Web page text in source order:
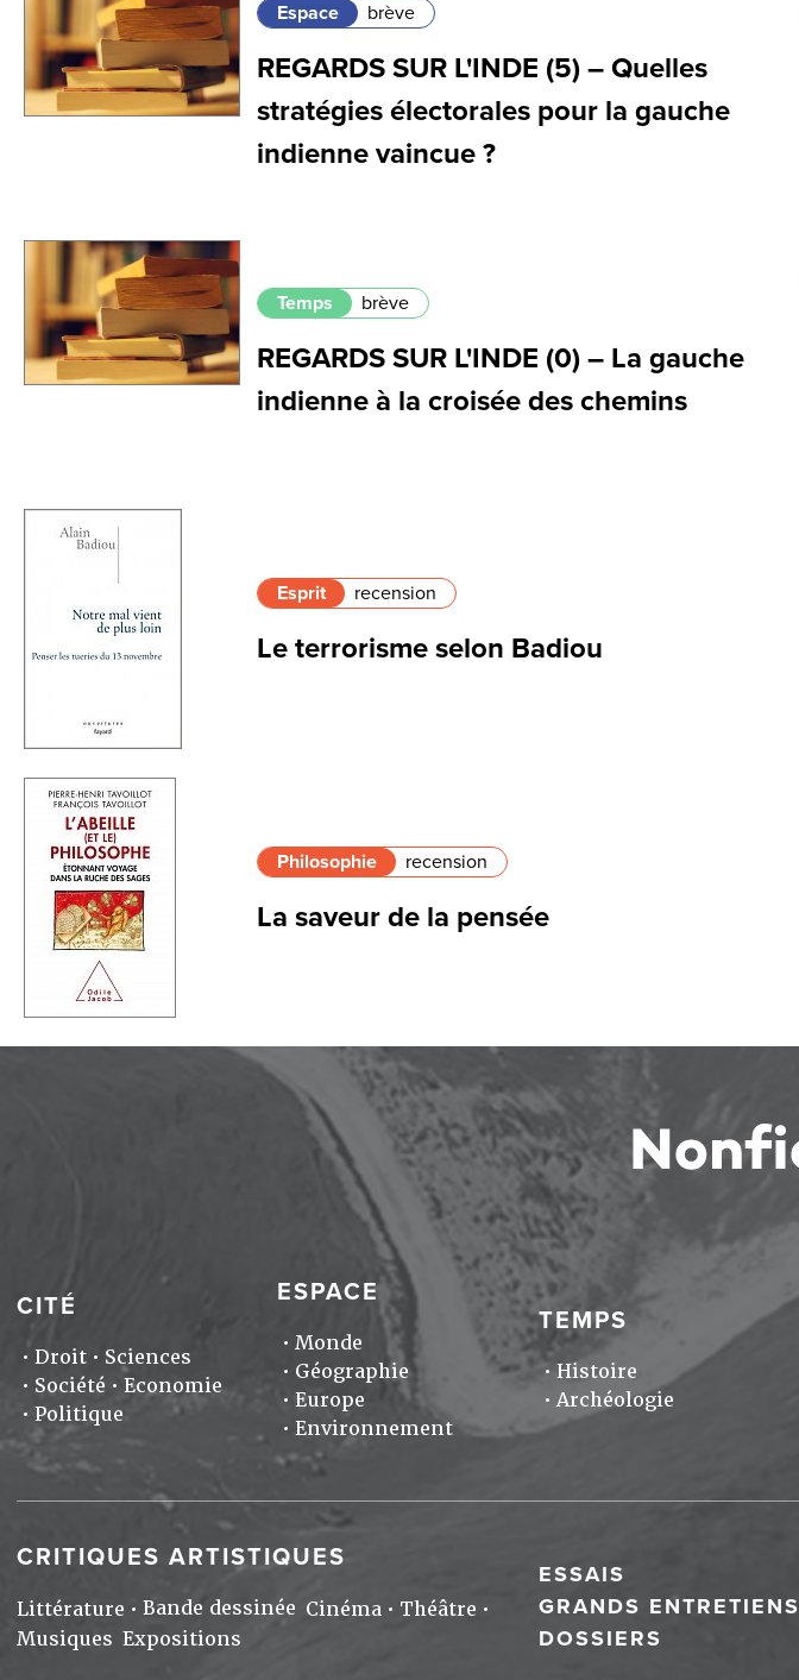
Espace brève
REGARDS SUR L'INDE (5) – Quelles
stratégies électorales pour la gauche
indienne vaincue ?
Temps brève
REGARDS SUR L'INDE (0) – La gauche
indienne à la croisée des chemins
Esprit recension
Le terrorisme selon Badiou
Philosophie recension
La saveur de la pensée
CITÉ
Droit
Sciences
Société
Economie
Politique
ESPACE
Monde
Géographie
Europe
Environnement
TEMPS
Histoire
Archéologie
CRITIQUES ARTISTIQUES
Littérature Bande dessinée Cinéma
Théâtre
Musiques Expositions
ESSAIS
GRANDS ENTRETIENS
DOSSIERS